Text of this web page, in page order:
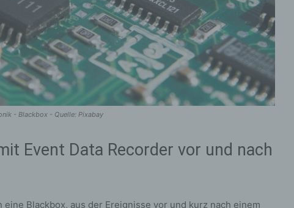
- Blackbox - Quelle: Pixabay
Event Data Recorder vor und nach
eine Blackbox, aus der Ereignisse vor und kurz nach einem